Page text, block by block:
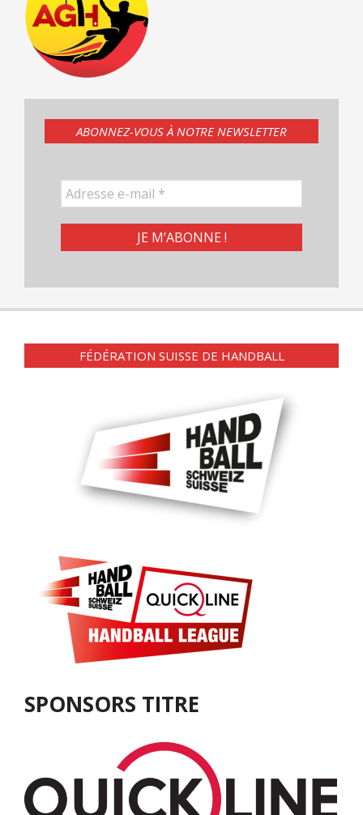
ABONNEZ-VOUS À NOTRE NEWSLETTER
FÉDÉRATION SUISSE DE HANDBALL
SPONSORS TITRE